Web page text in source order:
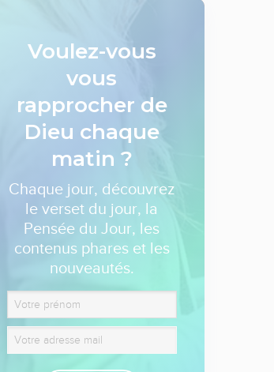
Voulez-vous
vous
rapprocher de
Dieu chaque
matin ?
Chaque jour, découvrez
le verset du jour, la
Pensée du Jour, les
contenus phares et les
nouveautés.